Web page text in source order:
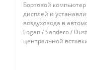
Бортовой
дисплей и
воздуховода в
Logan / Sandero /
центральной